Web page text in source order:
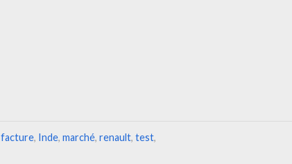
facture, Inde, marché, renault, test,